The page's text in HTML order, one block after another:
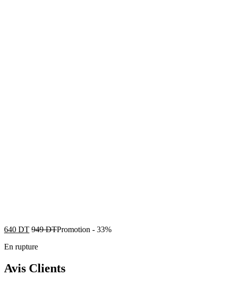
640 DT 949DTPromotion - 33%
En rupture
Avis Clients